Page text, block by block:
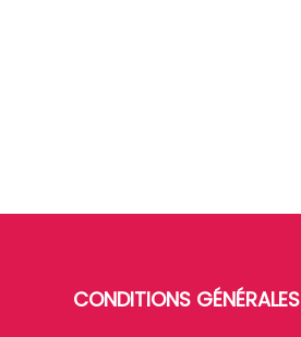
CONDITIONS GÉNÉRALES